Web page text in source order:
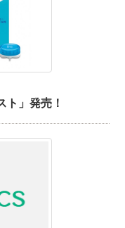
ト」発売！